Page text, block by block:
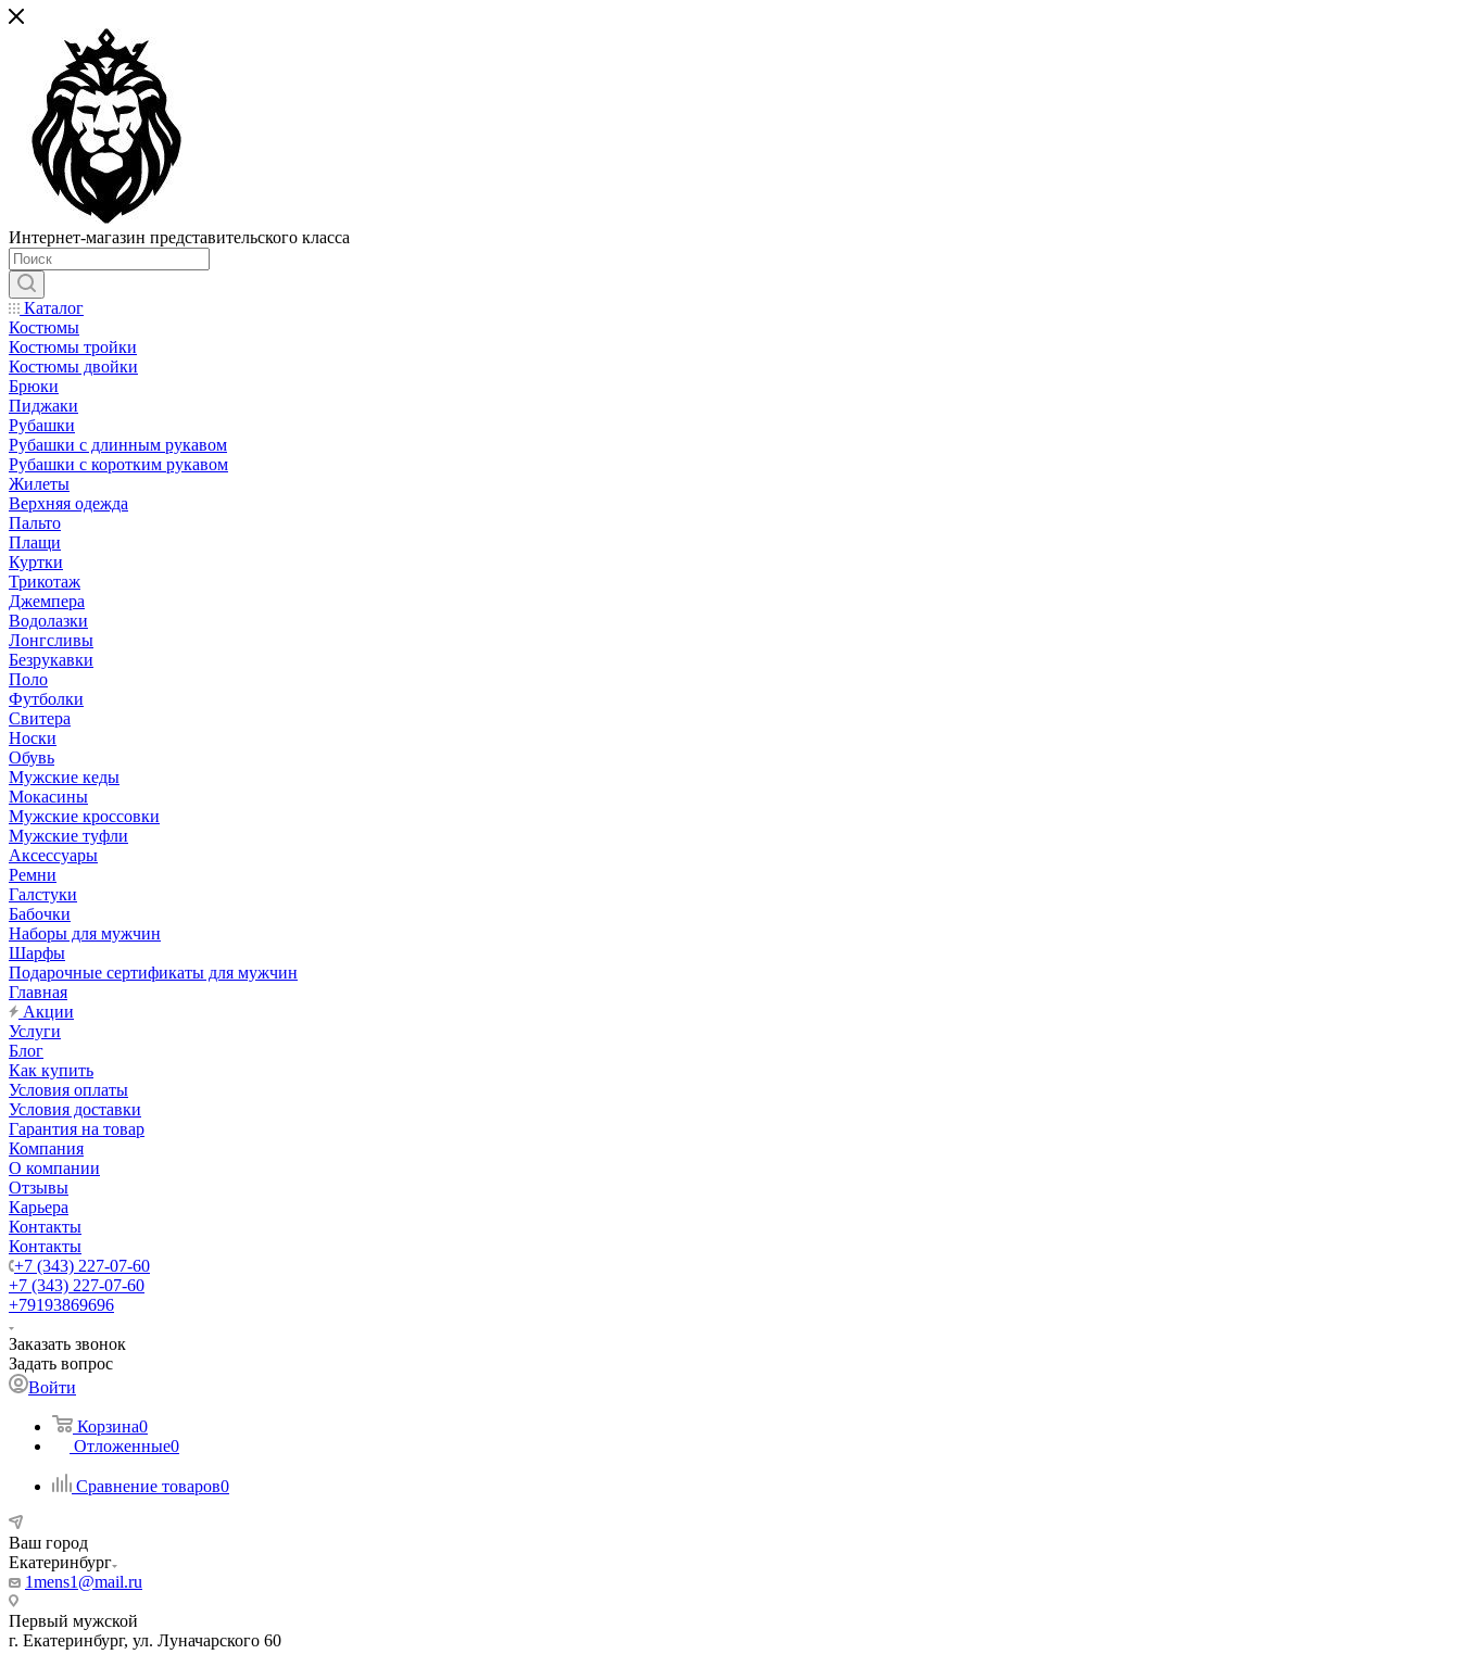
Интернет-магазин представительского класса
Каталог
Костюмы
Костюмы тройки
Костюмы двойки
Брюки
Пиджаки
Рубашки
Рубашки с длинным рукавом
Рубашки с коротким рукавом
Жилеты
Верхняя одежда
Пальто
Плащи
Куртки
Трикотаж
Джемпера
Водолазки
Лонгсливы
Безрукавки
Поло
Футболки
Свитера
Носки
Обувь
Мужские кеды
Мокасины
Мужские кроссовки
Мужские туфли
Аксессуары
Ремни
Галстуки
Бабочки
Наборы для мужчин
Шарфы
Подарочные сертификаты для мужчин
Главная
Акции
Услуги
Блог
Как купить
Условия оплаты
Условия доставки
Гарантия на товар
Компания
О компании
Отзывы
Карьера
Контакты
Контакты
+7 (343) 227-07-60
+7 (343) 227-07-60
+79193869696
Заказать звонок
Задать вопрос
Войти
Корзина0
Отложенные0
Сравнение товаров0
Ваш город
Екатеринбург
1mens1@mail.ru
Первый мужской
г. Екатеринбург, ул. Луначарского 60